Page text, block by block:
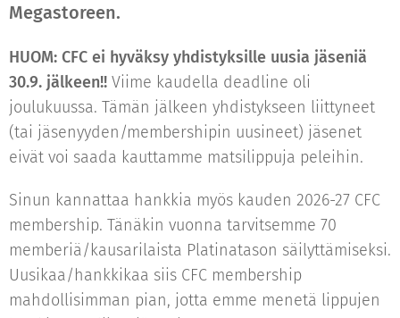
Megastoreen.
HUOM: CFC ei hyväksy yhdistyksille uusia jäseniä
30.9. jälkeen!! Viime kaudella deadline oli
joulukuussa. Tämän jälkeen yhdistykseen liittyneet
(tai jäsenyyden/membershipin uusineet) jäsenet
eivät voi saada kauttamme matsilippuja peleihin.
Sinun kannattaa hankkia myös kauden 2026-27 CFC
membership. Tänäkin vuonna tarvitsemme 70
memberiä/kausarilaista Platinatason säilyttämiseksi.
Uusikaa/hankkikaa siis CFC membership
mahdollisimman pian, jotta emme menetä lippujen